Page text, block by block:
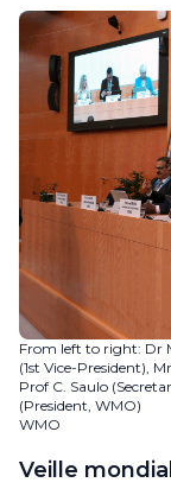
From left to right: Dr
(1st Vice-President),
Prof C. Saulo
(President, WMO)
WMO
Veille